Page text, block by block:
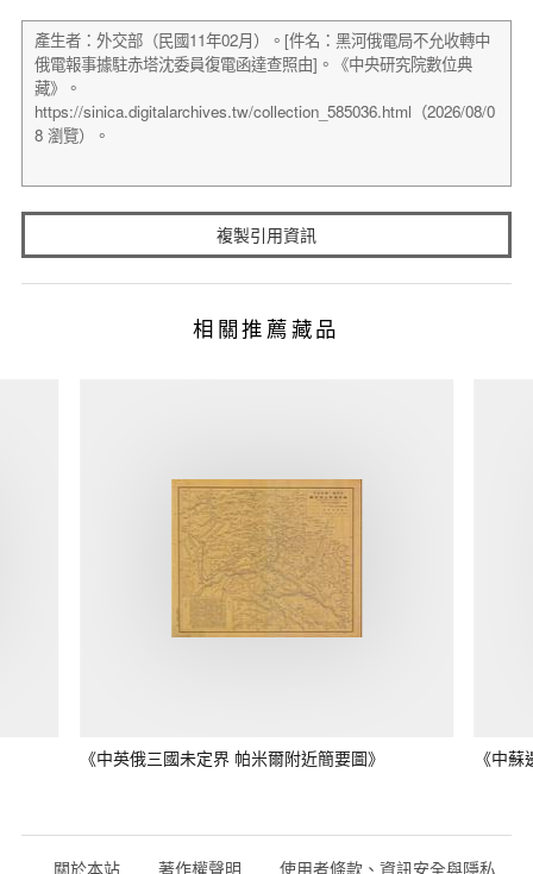
複製引用資訊
相關推薦藏品
《中英俄三國未定界 帕米爾附近簡要圖》 《中
關於本站 著作權聲明 使用者條款、資訊安全與隱私